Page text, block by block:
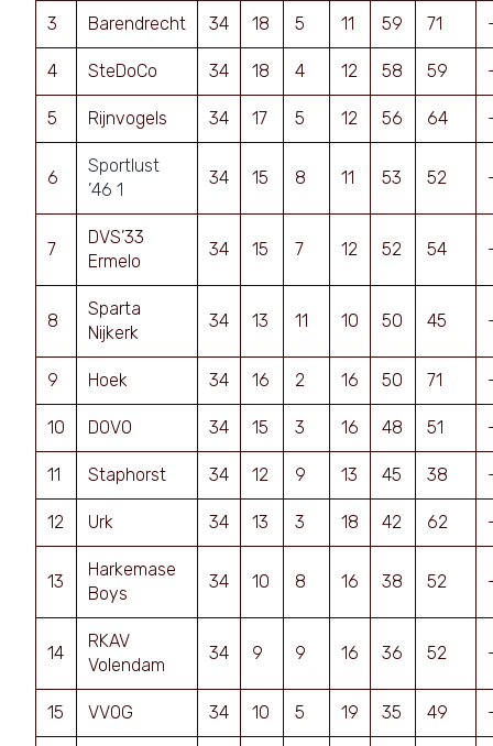
3 Barendrecht 34 18 5 11 59 71
4 SteDoCo 34 18 4 12 58 59
5 Rijnvogels 34 17 5 12 56 64
6
Sportlust
’46 1
34 15 8 11 53 52
7
DVS’33
Ermelo
34 15 7 12 52 54
8
Sparta
Nijkerk
34 13 11 10 50 45
9 Hoek 34 16 2 16 50 71
10 DOVO 34 15 3 16 48 51
11 Staphorst 34 12 9 13 45 38
12 Urk 34 13 3 18 42 62
13
Harkemase
Boys
34 10 8 16 38 52
14
RKAV
Volendam
34 9 9 16 36 52
15 VVOG 34 10 5 19 35 49